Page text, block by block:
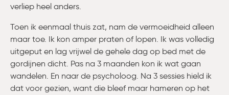
verliep heel anders.
Toen ik eenmaal thuis zat, nam de vermoeidheid alleen
maar toe. Ik kon amper praten of lopen. Ik was volledig
uitgeput en lag vrijwel de gehele dag op bed met de
gordijnen dicht. Pas na 3 maanden kon ik wat gaan
wandelen. En naar de psycholoog. Na 3 sessies hield ik
dat voor gezien, want die bleef maar hameren op het